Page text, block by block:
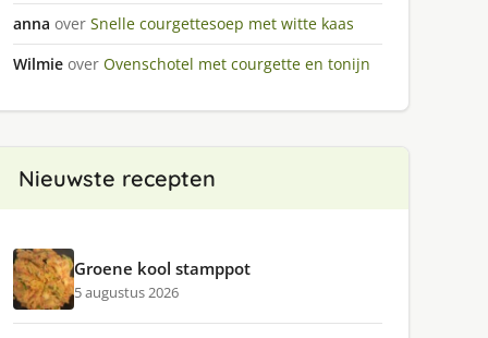
anna over Snelle courgettesoep met witte kaas
Wilmie over Ovenschotel met courgette en tonijn
Nieuwste recepten
Groene kool stamppot
5 augustus 2026